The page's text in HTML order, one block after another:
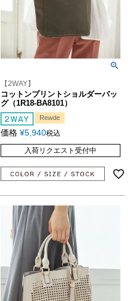
【2WAY】
コットンプリントショルダーバッ
グ（1R18-BA8101）
Rewde
価格 ¥5,940税込
入荷リクエスト受付中